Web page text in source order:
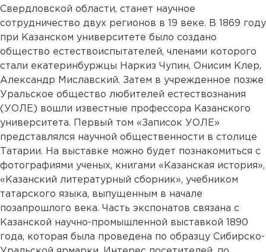
Свердловской области, станет научное
сотрудничество двух регионов в 19 веке. В 1869 году
при Казанском университете было создано
общество естествоиспытателей, членами которого
стали екатеринбуржцы Наркиз Чупин, Онисим Клер,
Александр Миславский. Затем в учрежденное позже
Уральское общество любителей естествознания
(УОЛЕ) вошли известные профессора Казанского
университета. Первый том «Записок УОЛЕ»
представлялся научной общественности в столице
Татарии. На выставке можно будет познакомиться с
фотографиями ученых, книгами «Казанская история»,
«Казанский литературный сборник», учебником
татарского языка, выпущенным в начале
позапрошлого века. Часть экспонатов связана с
Казанской научно-промышленной выставкой 1890
года, которая была проведена по образцу Сибирско-